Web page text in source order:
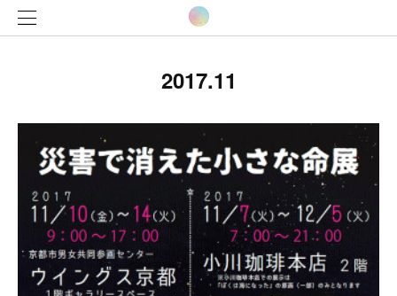
2017.11